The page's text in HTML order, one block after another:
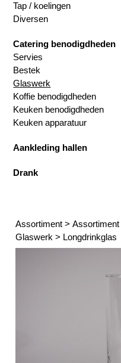
Tap / koelingen
Diversen
Catering benodigdheden
Servies
Bestek
Glaswerk
Koffie benodigdheden
Keuken benodigdheden
Keuken apparatuur
Aankleding hallen
Drank
Assortiment >Assortiment
Glaswerk > Longdrinkglas